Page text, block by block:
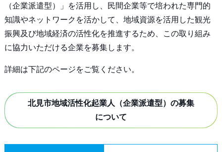
（企業派遣型）」を活用し、民間企業等で培われた専門的
知識やネットワークを活かして、地域資源を活用した観光
振興及び地域経済の活性化を推進するため、この取り組み
に協力いただける企業を募集します。
詳細は下記のページをご覧ください。
北見市地域活性化起業人（企業派遣型）の募集
について